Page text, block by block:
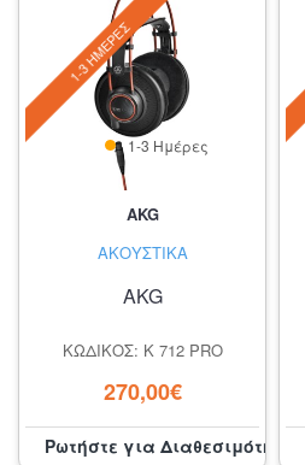
1-3 ΗΜΈΡΕΣ
AKG
ΑΚΟΥΣΤΙΚΆ
AKG
ΚΩΔΙΚΌΣ: K 712 PRO
270,00€
1-3 Ημέρες
Ρωτήστε για Διαθεσιμότητα